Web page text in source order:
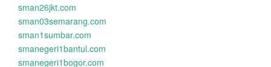
sman26jkt.com
sman03semarang.com
sman1sumbar.com
smanegeri1bantul.com
smanegeri1bogor.com